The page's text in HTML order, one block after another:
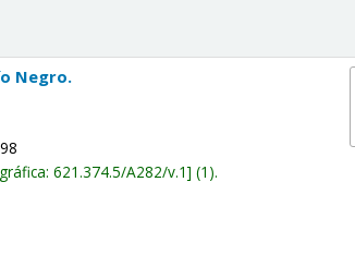
Negro.
621.374.5/A282/v.1 (1).